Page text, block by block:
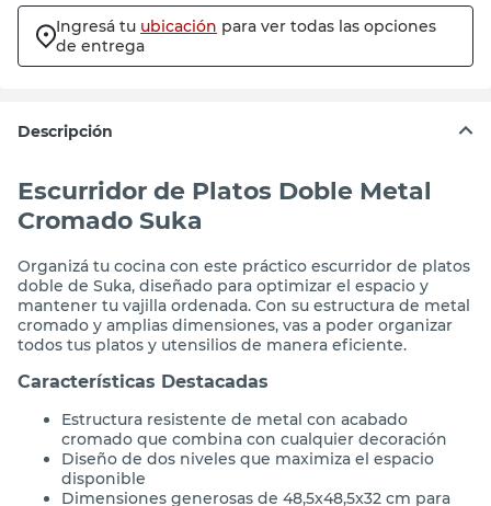
Ingresá tu ubicación para ver todas las opciones
de entrega
Descripción
Escurridor de Platos Doble Metal
Cromado Suka
Organizá tu cocina con este práctico escurridor de platos
doble de Suka, diseñado para optimizar el espacio y
mantener tu vajilla ordenada. Con su estructura de metal
cromado y amplias dimensiones, vas a poder organizar
todos tus platos y utensilios de manera eficiente.
Características Destacadas
Estructura resistente de metal con acabado
cromado que combina con cualquier decoración
Diseño de dos niveles que maximiza el espacio
disponible
Dimensiones generosas de 48,5x48,5x32 cm para